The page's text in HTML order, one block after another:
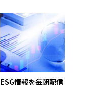
ESG情報を毎朝配信「オル